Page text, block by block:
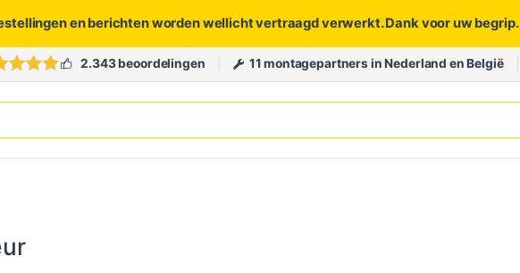
en berichten worden wellicht vertraagd verwerkt. Dank voor uw begrip.
2.343 beoordelingen 11 montagepartners in Nederland en België